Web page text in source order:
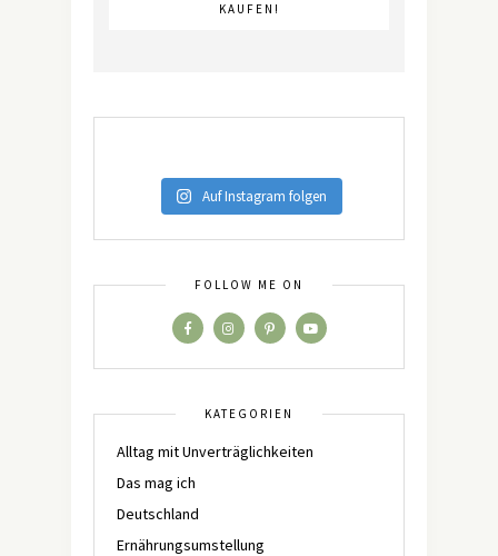
KAUFEN!
Auf Instagram folgen
FOLLOW ME ON
KATEGORIEN
Alltag mit Unverträglichkeiten
Das mag ich
Deutschland
Ernährungsumstellung